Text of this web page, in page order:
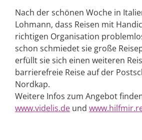
Nach der schönen Woche in
Lohmann, dass Reisen mit
richtigen Organisation
schon schmiedet sie große
erfüllt sie sich einen weiteren
barrierefreie Reise auf der
Nordkap.
Weitere Infos zum Angebot
www.videlis.de und